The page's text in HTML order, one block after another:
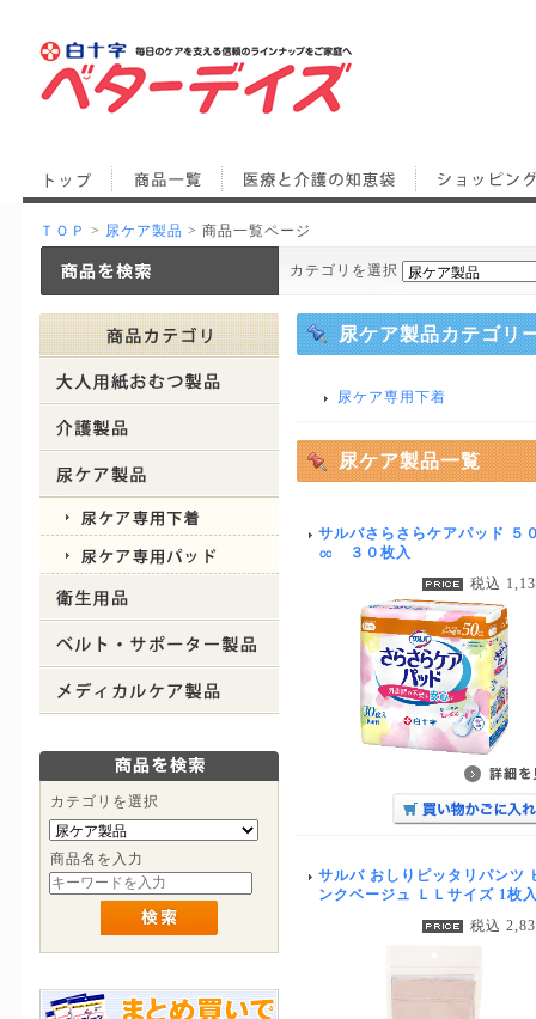
ＴＯＰ > 尿ケア製品 > 商品一覧ページ
カテゴリを選択
カテゴリを選択
商品名を入力
尿ケア製品カテゴリ
尿ケア専用下着
尿ケア製品一覧
サルバさらさらケアパッド ５
㏄ ３０枚入
税込
サルバ おしりピッタリパンツ
ンクベージュ ＬＬサイズ 1枚
税込